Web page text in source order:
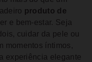
produto de
e bem-estar. Seja
cuidar da pele ou
momentos íntimos,
experiência elegante